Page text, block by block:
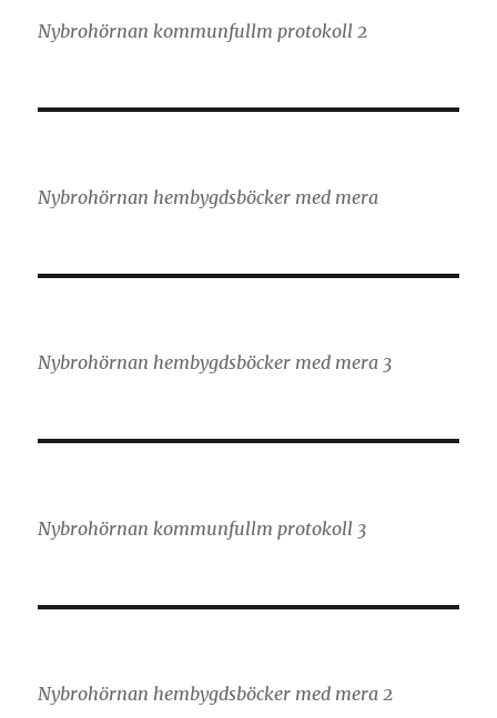
Nybrohörnan kommunfullm protokoll 2
Nybrohörnan hembygdsböcker med mera
Nybrohörnan hembygdsböcker med mera 3
Nybrohörnan kommunfullm protokoll 3
Nybrohörnan hembygdsböcker med mera 2